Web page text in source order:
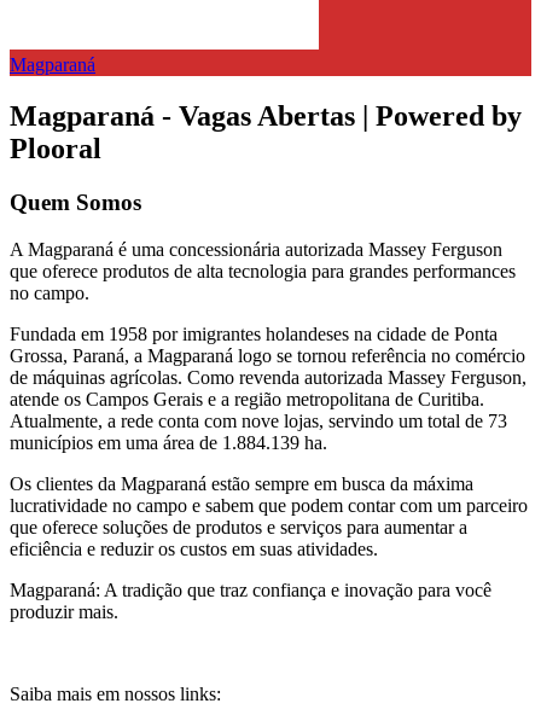
Magparaná
Magparaná - Vagas Abertas | Powered by
Plooral
Quem Somos
A Magparaná é uma concessionária autorizada Massey Ferguson
que oferece produtos de alta tecnologia para grandes performances
no campo.
Fundada em 1958 por imigrantes holandeses na cidade de Ponta
Grossa, Paraná, a Magparaná logo se tornou referência no comércio
de máquinas agrícolas. Como revenda autorizada Massey Ferguson,
atende os Campos Gerais e a região metropolitana de Curitiba.
Atualmente, a rede conta com nove lojas, servindo um total de 73
municípios em uma área de 1.884.139 ha.
Os clientes da Magparaná estão sempre em busca da máxima
lucratividade no campo e sabem que podem contar com um parceiro
que oferece soluções de produtos e serviços para aumentar a
eficiência e reduzir os custos em suas atividades.
Magparaná: A tradição que traz confiança e inovação para você
produzir mais.
Saiba mais em nossos links: